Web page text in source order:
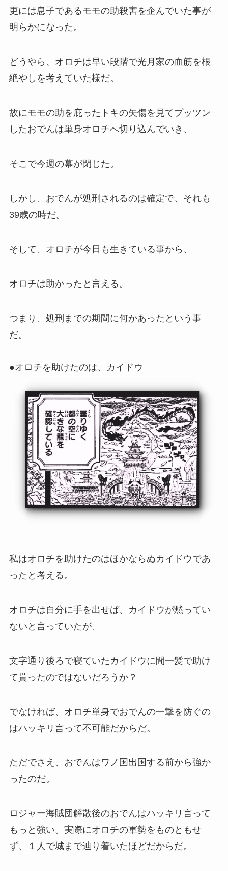
更には息子であるモモの助殺害を企んでいた事が
明らかになった。
どうやら、オロチは早い段階で光月家の血筋を根
絶やしを考えていた様だ。
故にモモの助を庇ったトキの矢傷を見てプッツン
したおでんは単身オロチへ切り込んでいき、
そこで今週の幕が閉じた。
しかし、おでんが処刑されるのは確定で、それも
39歳の時だ。
そして、オロチが今日も生きている事から、
オロチは助かったと言える。
つまり、処刑までの期間に何かあったという事
だ。
●オロチを助けたのは、カイドウ
私はオロチを助けたのはほかならぬカイドウであ
ったと考える。
オロチは自分に手を出せば、カイドウが黙ってい
ないと言っていたが、
文字通り後ろで寝ていたカイドウに間一髪で助け
て貰ったのではないだろうか？
でなければ、オロチ単身でおでんの一撃を防ぐの
はハッキリ言って不可能だからだ。
ただでさえ、おでんはワノ国出国する前から強か
ったのだ。
ロジャー海賊団解散後のおでんはハッキリ言って
もっと強い。実際にオロチの軍勢をものともせ
ず、１人で城まで辿り着いたほどだからだ。